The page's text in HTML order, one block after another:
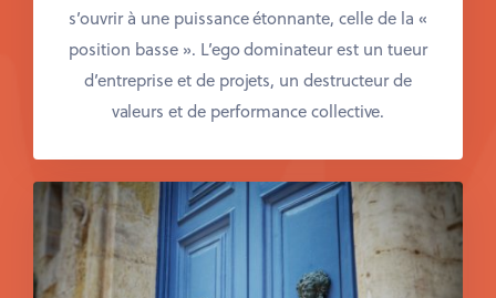
s’ouvrir à une puissance étonnante, celle de la «
position basse ». L’ego dominateur est un tueur
d’entreprise et de projets, un destructeur de
valeurs et de performance collective.